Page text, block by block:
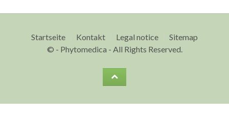
Startseite Kontakt Legal notice
Sitemap
© - Phytomedica - All Rights Reserved.